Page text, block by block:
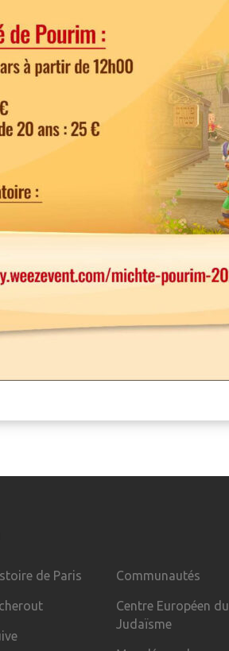
de Paris Communautés
Centre Européen du
Judaïsme